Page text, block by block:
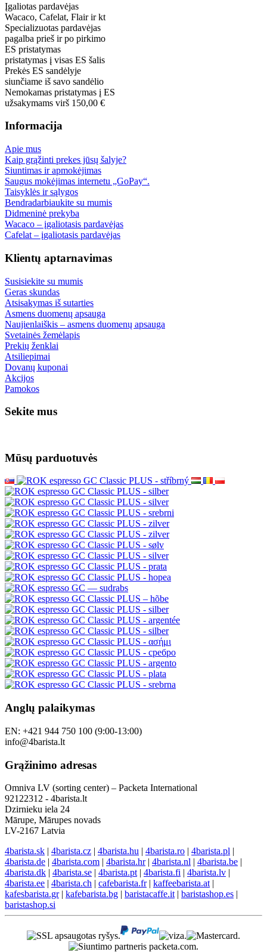
Įgaliotas pardavėjas
Wacaco, Cafelat, Flair ir kt
Specializuotas pardavėjas
pagalba prieš ir po pirkimo
ES pristatymas
pristatymas į visas ES šalis
Prekės ES sandėlyje
siunčiame iš savo sandėlio
Nemokamas pristatymas į ES
užsakymams virš 150,00 €
Informacija
Apie mus
Kaip grąžinti prekes jūsų šalyje?
Siuntimas ir apmokėjimas
Saugus mokėjimas internetu „GoPay“.
Taisyklės ir sąlygos
Bendradarbiaukite su mumis
Didmeninė prekyba
Wacaco – įgaliotasis pardavėjas
Cafelat – įgaliotasis pardavėjas
Klientų aptarnavimas
Susisiekite su mumis
Geras skundas
Atsisakymas iš sutarties
Asmens duomenų apsauga
Naujienlaiškis – asmens duomenų apsauga
Svetainės žemėlapis
Prekių ženklai
Atsiliepimai
Dovanų kuponai
Akcijos
Pamokos
Sekite mus
Mūsų parduotuvės
Anglų palaikymas
EN: +421 944 750 100 (9:00-13:00)
info@4barista.lt
Grąžinimo adresas
Omniva LV (sorting center) – Packeta International
92122312 - 4barista.lt
Dzirnieku iela 24
Mārupe, Mārupes novads
LV-2167 Latvia
4barista.sk | 4barista.cz | 4barista.hu | 4barista.ro | 4barista.pl |
4barista.de | 4barista.com | 4barista.hr| 4barista.nl | 4barista.be |
4barista.dk | 4barista.se | 4barista.pt | 4barista.fi | 4barista.lv |
4barista.ee | 4barista.ch | cafebarista.fr| kaffeebarista.at |
kafesbarista.gr| kafebarista.bg | baristacaffe.it | baristashop.es |
baristashop.si